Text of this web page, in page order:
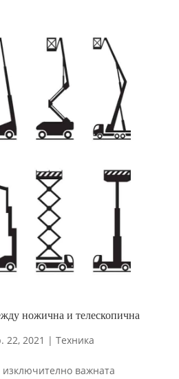
ножична и телескопична
22, 2021 | Техника
важната